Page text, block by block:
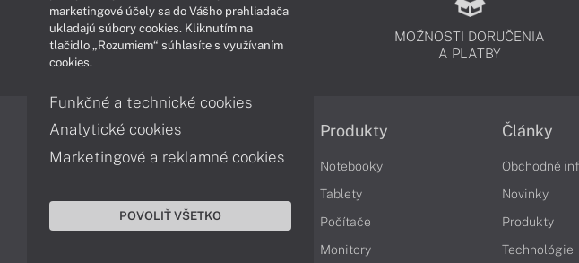
PODPORA A SERVIS
MOŽNOSTI DORUČENIA
A PLATBY
Informácie
Obchodné podmienky
Ochrana osobných údajov
Produkty
Notebooky
Tablety
Počítače
Monitory
Články
Obchodné
Novinky
Produkty
Technológie
marketingové účely sa do Vášho prehliadača
ukladajú súbory cookies. Kliknutím na
tlačidlo „Rozumiem“ súhlasíte s využívaním
cookies.
Funkčné a technické cookies
Analytické cookies
Marketingové a reklamné cookies
POVOLIŤ VŠETKO